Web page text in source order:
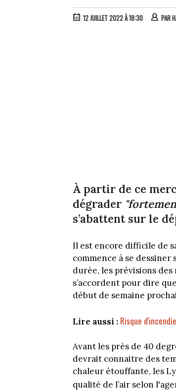
12 JUILLET 2022 À 18:30 PAR
À partir de ce
dégrader
s’abattent sur le
Il est encore difficile de
commence à se dessiner
durée, les prévisions
s’accordent pour dire
début de semaine
Lire aussi : Risque
Avant les près de 40
devrait connaitre des
chaleur étouffante, les
qualité de l’air selon